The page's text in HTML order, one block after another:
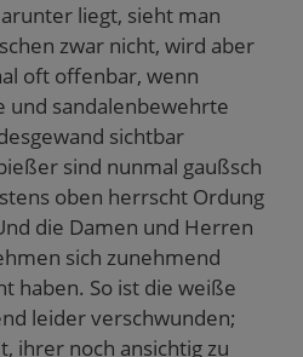
liegt, sieht man
zwar nicht, wird aber
oft offenbar, wenn
und sandalenbewehrte
sichtbar
sind nunmal gaußsch
oben herrscht Ordung
die Damen und Herren
sich zunehmend
haben. So ist die weiße
leider verschwunden;
ihrer noch ansichtig zu